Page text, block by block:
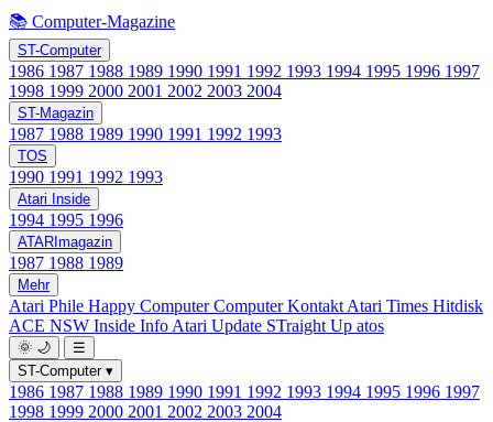
📚 Computer-Magazine
ST-Computer
1986 1987 1988 1989 1990 1991 1992 1993 1994 1995 1996 1997
1998 1999 2000 2001 2002 2003 2004
ST-Magazin
1987 1988 1989 1990 1991 1992 1993
TOS
1990 1991 1992 1993
Atari Inside
1994 1995 1996
ATARImagazin
1987 1988 1989
Mehr
Atari Phile Happy ComputerComputer Kontakt Atari Times Hitdisk
ACE NSW Inside Info Atari Update STraight Up atos
🌞 🌙
☰
ST-Computer ▾
1986 1987 1988 1989 1990 1991 1992 1993 1994 1995 1996 1997
1998 1999 2000 2001 2002 2003 2004